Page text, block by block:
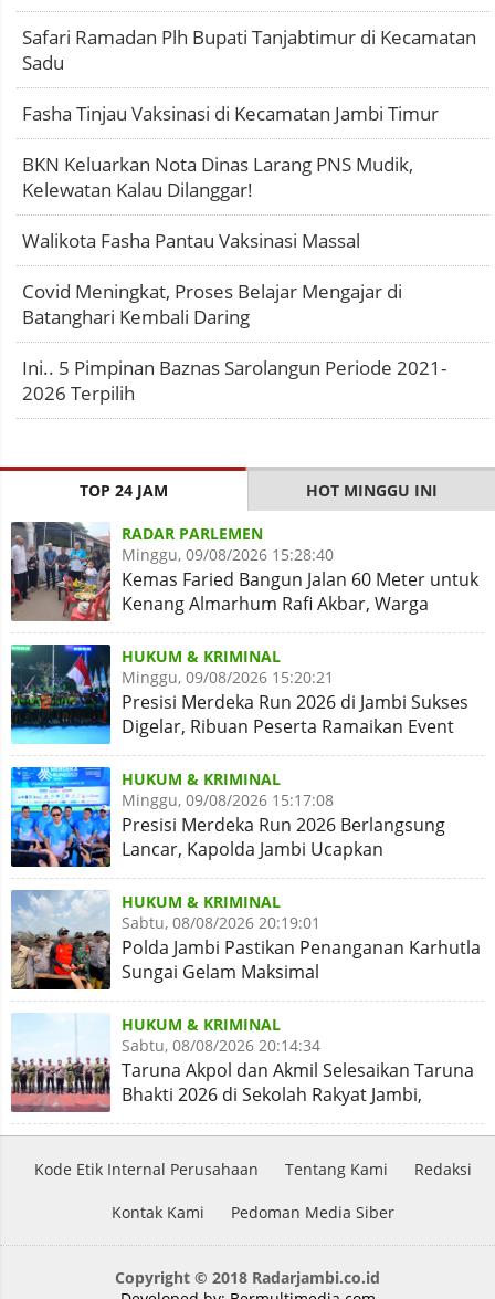
Safari Ramadan Plh Bupati Tanjabtimur di Kecamatan
Sadu
Fasha Tinjau Vaksinasi di Kecamatan Jambi Timur
BKN Keluarkan Nota Dinas Larang PNS Mudik,
Kelewatan Kalau Dilanggar!
Walikota Fasha Pantau Vaksinasi Massal
Covid Meningkat, Proses Belajar Mengajar di
Batanghari Kembali Daring
Ini.. 5 Pimpinan Baznas Sarolangun Periode 2021-
2026 Terpilih
TOP 24 JAM HOT MINGGU INI
RADAR PARLEMEN
Minggu, 09/08/2026 15:28:40
Kemas Faried Bangun Jalan 60 Meter untuk
Kenang Almarhum Rafi Akbar, Warga
Simpang Rimbo Syukuran
HUKUM & KRIMINAL
Minggu, 09/08/2026 15:20:21
Presisi Merdeka Run 2026 di Jambi Sukses
Digelar, Ribuan Peserta Ramaikan Event
Nasional
HUKUM & KRIMINAL
Minggu, 09/08/2026 15:17:08
Presisi Merdeka Run 2026 Berlangsung
Lancar, Kapolda Jambi Ucapkan
Terimakasih dan Apresiasi
HUKUM & KRIMINAL
Sabtu, 08/08/2026 20:19:01
Polda Jambi Pastikan Penanganan Karhutla
Sungai Gelam Maksimal
HUKUM & KRIMINAL
Sabtu, 08/08/2026 20:14:34
Taruna Akpol dan Akmil Selesaikan Taruna
Bhakti 2026 di Sekolah Rakyat Jambi,
Kegiatan Aman Lancar
Kode Etik Internal Perusahaan Tentang Kami Redaksi
Kontak Kami Pedoman Media Siber
Copyright © 2018 Radarjambi.co.id